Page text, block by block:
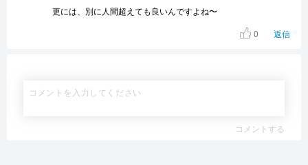
更には、別に人間超えても良いんですよね〜
0
返信
コメントする